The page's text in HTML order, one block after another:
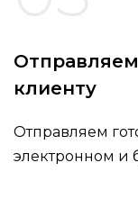
клиенту
Отправляем
электронном и